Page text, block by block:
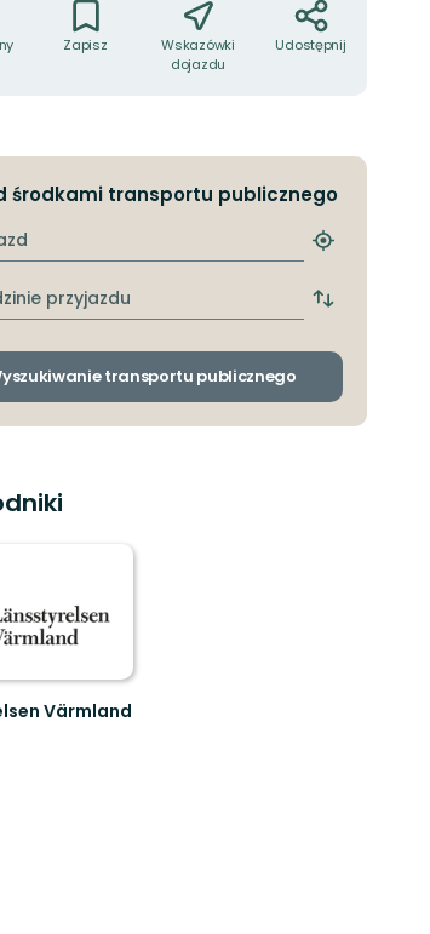
Zapisz
Wskazówki
dojazdu
Udostępnij
środkami transportu publicznego
Znajdź
przystanek
Zmiana
odjazdu
przyjazdu
transportu publicznego
Värmland